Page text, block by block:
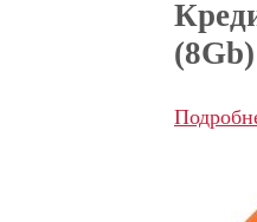
(8Gb)